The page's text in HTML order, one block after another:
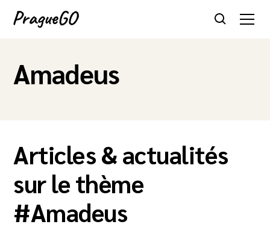
Amadeus
Articles & actualités
sur le thème
#Amadeus